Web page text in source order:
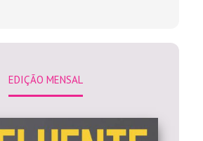
EDIÇÃO MENSAL